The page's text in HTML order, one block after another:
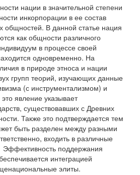
нации в значительной степени
инкорпорации в ее состав
общностей. В данной статье нация
как общности различного
в процессе своей
одновременно. На
в природе этноса и нации
групп теорий, изучающих данные
(с инструментализмом) и
явление указывает
существовавших с Древних
Также это подтверждается тем
быть разделен между разными
входить в различные
Эффективность поддержания
интеграцией
элиты.